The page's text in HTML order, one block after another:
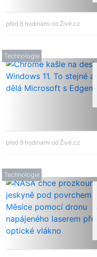
před 8 hodinami od Živě.cz
Technologie
před 9 hodinami od Živě.cz
Technologie